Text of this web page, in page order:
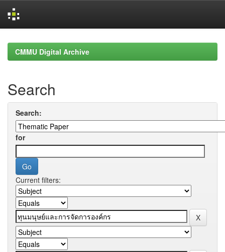
navigationCMMU Digital Archive
Search
Search:
for
Current filters: